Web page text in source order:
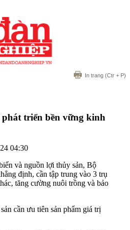
In trang (Ctr + P)
triển bền vững kinh
04:30
và nguồn lợi thủy sản, Bộ
định, cần tập trung vào 3 trụ
tăng cường nuôi trồng và bảo
cần ưu tiên sản phẩm giá trị